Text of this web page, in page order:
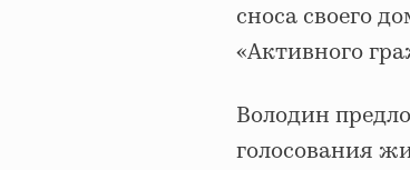
сноса своего
«Активного
Володин
голосования